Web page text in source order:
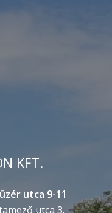
KFT.
utca 9-11
utca 3.